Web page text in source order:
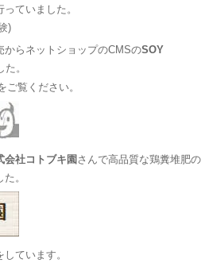
ていました。
)
らネットショップのCMSのSOY
。
ご覧ください。
会社コトブキ園 さんで高品質な鶏糞堆肥の
。
ています。